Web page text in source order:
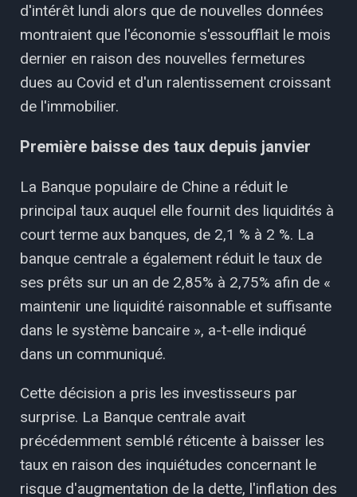
d'intérêt lundi alors que de nouvelles données
montraient que l'économie s'essoufflait le mois
dernier en raison des nouvelles fermetures
dues au Covid et d'un ralentissement croissant
de l'immobilier.
Première baisse des taux depuis janvier
La Banque populaire de Chine a réduit le
principal taux auquel elle fournit des liquidités à
court terme aux banques, de 2,1 % à 2 %. La
banque centrale a également réduit le taux de
ses prêts sur un an de 2,85% à 2,75% afin de «
maintenir une liquidité raisonnable et suffisante
dans le système bancaire », a-t-elle indiqué
dans un communiqué.
Cette décision a pris les investisseurs par
surprise. La Banque centrale avait
précédemment semblé réticente à baisser les
taux en raison des inquiétudes concernant le
risque d'augmentation de la dette, l'inflation des